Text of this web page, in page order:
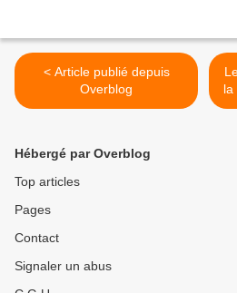
< Article publié depuis
Overblog
la
Hébergé par Overblog
Top articles
Pages
Contact
Signaler un abus